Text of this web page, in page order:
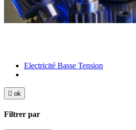
Electricité Basse Tension
 ok
Filtrer par